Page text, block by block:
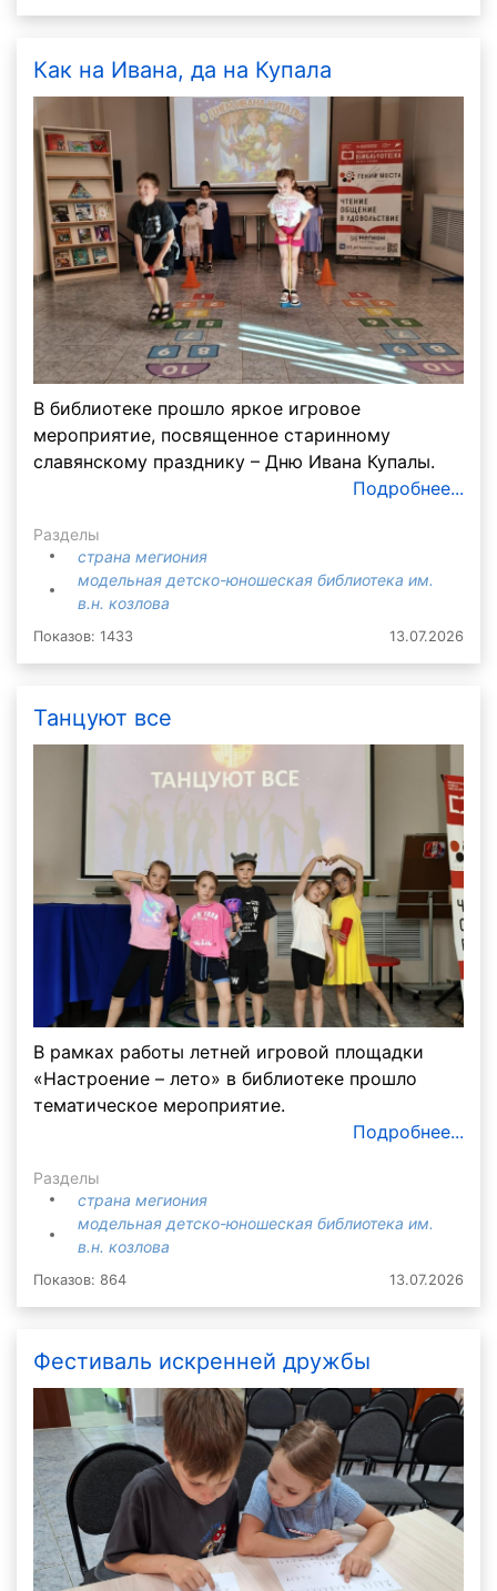
Как на Ивана, да на Купала
В библиотеке прошло яркое игровое
мероприятие, посвященное старинному
славянскому празднику – Дню Ивана Купалы.
Подробнее...
Разделы
страна мегиония
модельная детско-юношеская библиотека им.
в.н. козлова
Показов: 1433 13.07.2026
Танцуют все
В рамках работы летней игровой площадки
«Настроение – лето» в библиотеке прошло
тематическое мероприятие.
Подробнее...
Разделы
страна мегиония
модельная детско-юношеская библиотека им.
в.н. козлова
Показов: 864 13.07.2026
Фестиваль искренней дружбы